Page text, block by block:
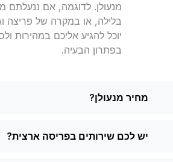
מנעולן. לדוגמה, אם ננעלתם
בלילה, או במקרה של פריצה
יוכל להגיע אליכם במהירות
בפתרון הבעיה.
מחיר מנעולן?
יש לכם שירותים בפריסה ארצית?